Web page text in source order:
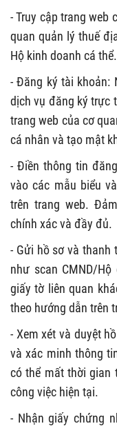
- Truy cập trang web
quan quản lý thuế
Hộ kinh doanh cá thể.
- Đăng ký tài khoản:
dịch vụ đăng ký trực
trang web của cơ
cá nhân và tạo mật
- Điền thông tin
vào các mẫu biểu
trên trang web.
chính xác và đầy đủ.
- Gửi hồ sơ và thanh
như scan CMND/
giấy tờ liên quan
theo hướng dẫn trên
- Xem xét và duyệt
và xác minh thông
có thể mất thời gian
công việc hiện tại.
- Nhận giấy chứng